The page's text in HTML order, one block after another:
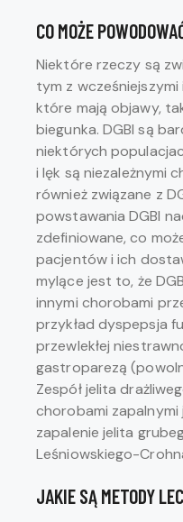
CO MOŻE
Niektóre rzeczy są
tym z
które mają objawy,
biegunka. DGBI są
niektórych
i lęk są niezależnymi
również związane z
powstawania DGBI
zdefiniowane, co
pacjentów i ich
mylące jest to, że
innymi chorobami
przykład dyspepsja
przewlekłej
gastroparezą
Zespół jelita
chorobami
zapalenie jelita
Leśniowskiego-
JAKIE SĄ METODY